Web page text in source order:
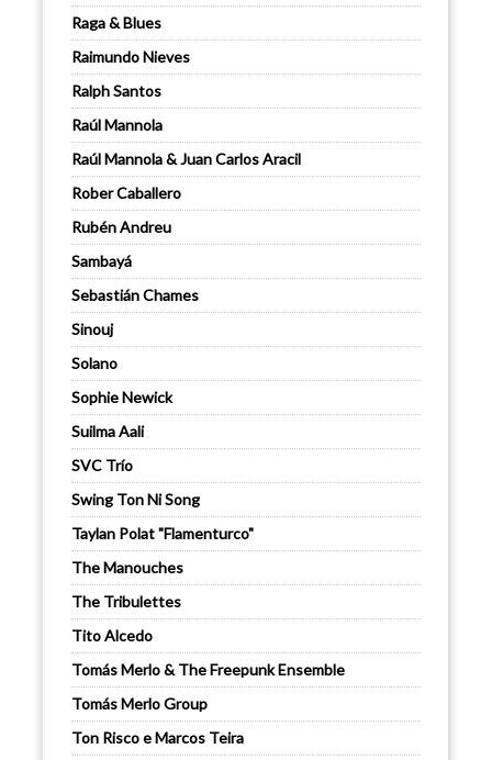
Raga & Blues
Raimundo Nieves
Ralph Santos
Raúl Mannola
Raúl Mannola & Juan Carlos Aracil
Rober Caballero
Rubén Andreu
Sambayá
Sebastián Chames
Sinouj
Solano
Sophie Newick
Suilma Aali
SVC Trío
Swing Ton Ni Song
Taylan Polat "Flamenturco"
The Manouches
The Tribulettes
Tito Alcedo
Tomás Merlo & The Freepunk Ensemble
Tomás Merlo Group
Ton Risco e Marcos Teira